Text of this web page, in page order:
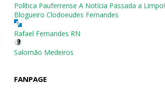
Política Pauferrense A Notícia Passada a Limpo!
Blogueiro Clodoeudes Fernandes
Rafael Fernandes RN
Salomão Medeiros
FANPAGE